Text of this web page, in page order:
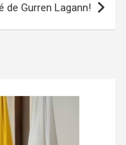
de Gurren Lagann!